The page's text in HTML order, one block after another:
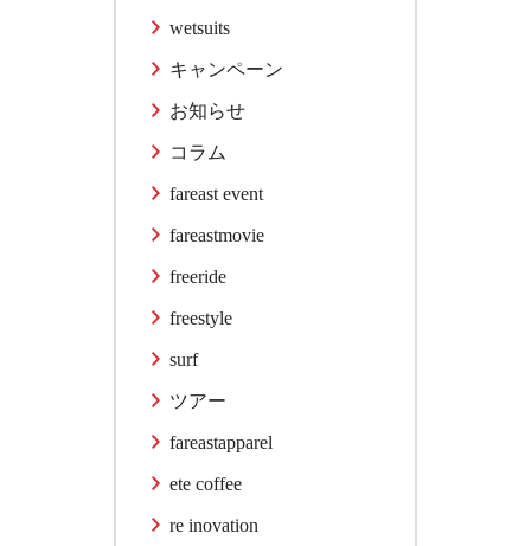
wetsuits
キャンペーン
お知らせ
コラム
fareast event
fareastmovie
freeride
freestyle
surf
ツアー
fareastapparel
ete coffee
re inovation